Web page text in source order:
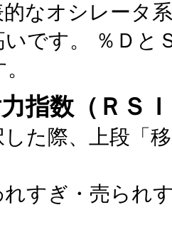
なオシレータ
です。 ％Ｄと
力指数（ＲＳ
した際、上段「
すぎ・売られ